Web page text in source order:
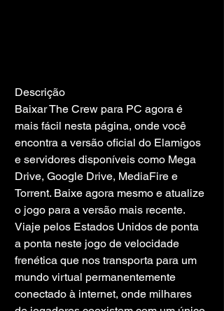
Descrição
Baixar The Crew para PC agora é
mais fácil nesta página, onde você
encontra a versão oficial do Elamigos
e servidores disponíveis como Mega
Drive, Google Drive, MediaFire e
Torrent. Baixe agora mesmo e atualize
o jogo para a versão mais recente.
Viaje pelos Estados Unidos de ponta
a ponta neste jogo de velocidade
frenética que nos transporta para um
mundo virtual permanentemente
conectado à internet, onde milhares